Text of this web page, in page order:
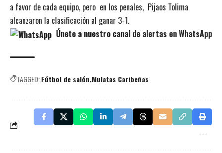
a favor de cada equipo, pero en los penales, Pijaos Tolima
alcanzaron la clasificación al ganar 3-1.
Únete a nuestro canal de alertas en WhatsApp
TAGGED:Fútbol de salón Mulatas Caribeñas